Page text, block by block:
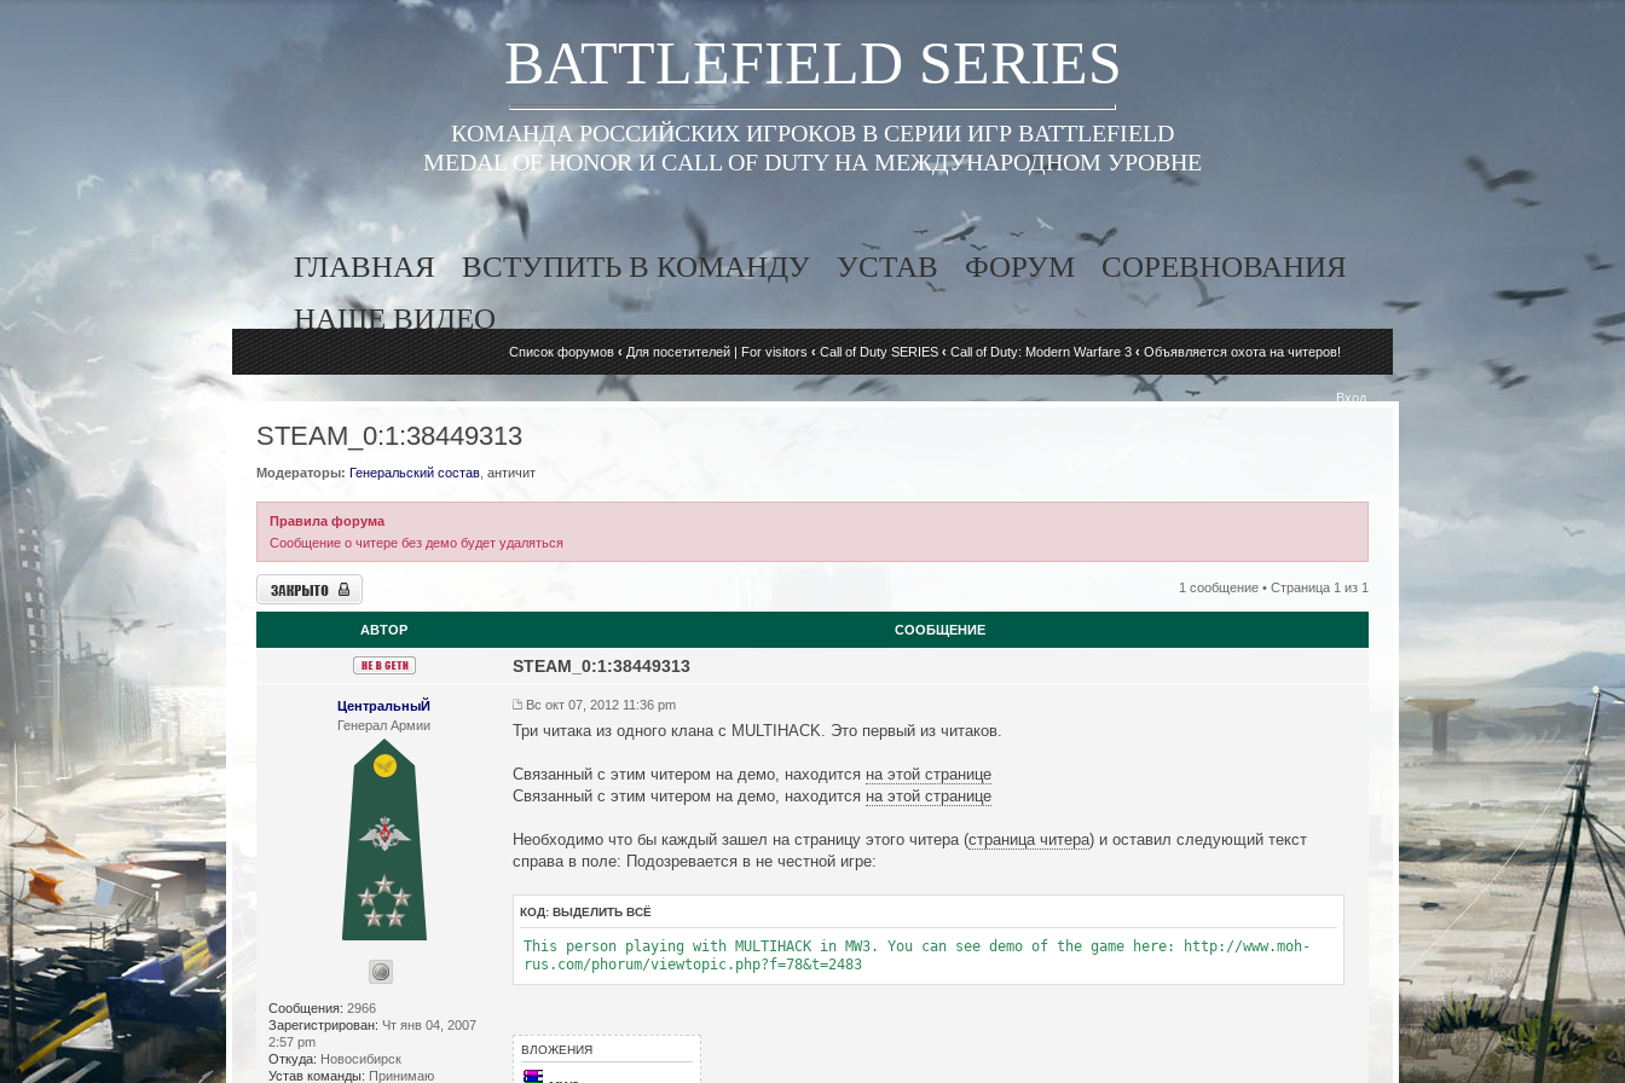
BATTLEFIELD SERIES
КОМАНДА РОССИЙСКИХ ИГРОКОВ В СЕРИИ ИГР BATTLEFIELD
MEDAL OF HONOR И CALL OF DUTY НА МЕЖДУНАРОДНОМ УРОВНЕ
ГЛАВНАЯ ВСТУПИТЬ В КОМАНДУ УСТАВ ФОРУМ
СОРЕВНОВАНИЯ
НАШЕ ВИДЕО
Список форумов ‹ Для посетителей | For visitors ‹ Call of Duty SERIES ‹ Call of Duty: Modern Warfare 3 ‹ Объявляется охота на читеров!
Вход
STEAM_0:1:38449313
Модераторы: Генеральский состав античит
Правила форума
Сообщение о читере без демо будет удаляться
Закрыто 1 сообщение • Страница 1 из 1
АВТОР СООБЩЕНИЕ
ЦентральныЙ
Генерал Армии
Сообщения: 2966
Зарегистрирован: Чт янв 04, 2007
2:57 pm
Откуда: Новосибирск
Устав команды: Принимаю
STEAM_0:1:38449313
Вс окт 07, 2012 11:36 pm
Три читака из одного клана с MULTIHACK. Это первый из читаков.
Связанный с этим читером на демо, находится на этой странице
Связанный с этим читером на демо, находится на этой странице
Необходимо что бы каждый зашел на страницу этого читера (страница читера) и оставил следующий текст
справа в поле: Подозревается в не честной игре:
КОД: ВЫДЕЛИТЬ ВСЁ
This person playing with MULTIHACK in MW3. You can see demo of the game here: http://www.moh-
rus.com/phorum/viewtopic.php?f=78&t=2483
ВЛОЖЕНИЯ